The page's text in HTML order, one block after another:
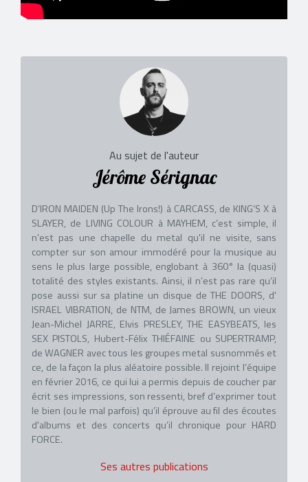
Au sujet de l'auteur
Jérôme Sérignac
D’IRON MAIDEN (Up The Irons!) à CARCASS, de KING’S X à
SLAYER, de LIVING COLOUR à MAYHEM, c’est simple, il
n’est pas une chapelle du metal qu'il ne visite, sans
compter sur son amour immodéré pour la musique au
sens le plus large possible, englobant à 360° la (quasi)
totalité des styles existants. Ainsi, il n’est pas rare qu’il
pose aussi sur sa platine un disque de THE DOORS, d'
ISRAEL VIBRATION, de NTM, de James BROWN, un vieux
Jean-Michel JARRE, Elvis PRESLEY, THE EASYBEATS, les
SEX PISTOLS, Hubert-Félix THIÉFAINE ou SUPERTRAMP,
de WAGNER avec tous les groupes metal susnommés et
ce, de la façon la plus aléatoire possible. Il rejoint l’équipe
en février 2016, ce qui lui a permis depuis de coucher par
écrit ses impressions, son ressenti, bref d’exprimer tout
le bien (ou le mal parfois) qu’il éprouve au fil des écoutes
d'albums et des concerts qu’il chronique pour HARD
FORCE.
Ses autres publications